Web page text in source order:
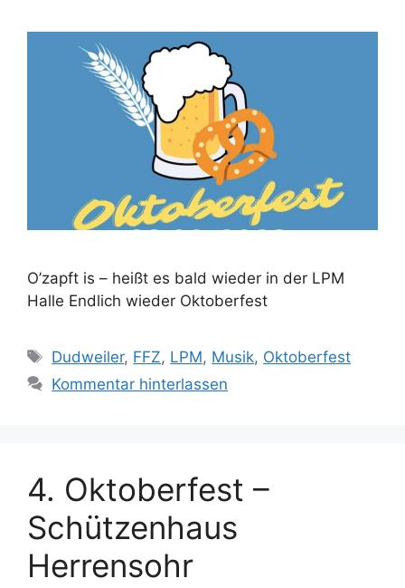
O’zapft is – heißt es bald wieder in der LPM
Halle Endlich wieder Oktoberfest
Schlagwörter
Dudweiler, FFZ, LPM, Musik, Oktoberfest
Kommentar hinterlassen
4. Oktoberfest –
Schützenhaus
Herrensohr